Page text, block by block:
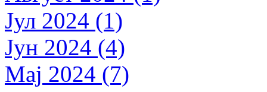
Јул 2024 (1)
Јун 2024 (4)
Мај 2024 (7)